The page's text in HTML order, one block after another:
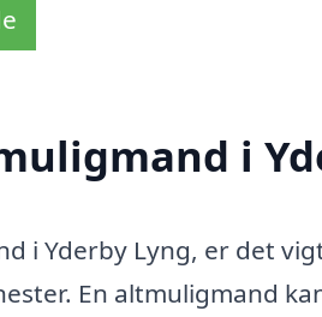
i
i Yderby Lyng, er det
En altmuligmand